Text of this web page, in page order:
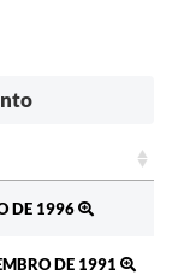
DE 1996
DE 1991